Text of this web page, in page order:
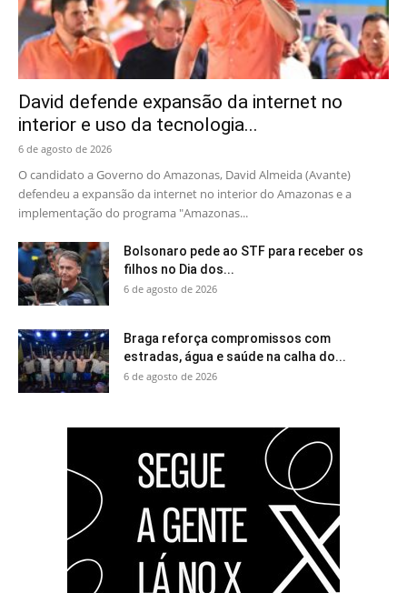
David defende expansão da internet no
interior e uso da tecnologia...
6 de agosto de 2026
O candidato a Governo do Amazonas, David Almeida (Avante)
defendeu a expansão da internet no interior do Amazonas e a
implementação do programa "Amazonas...
Bolsonaro pede ao STF para receber os
filhos no Dia dos...
6 de agosto de 2026
Braga reforça compromissos com
estradas, água e saúde na calha do...
6 de agosto de 2026